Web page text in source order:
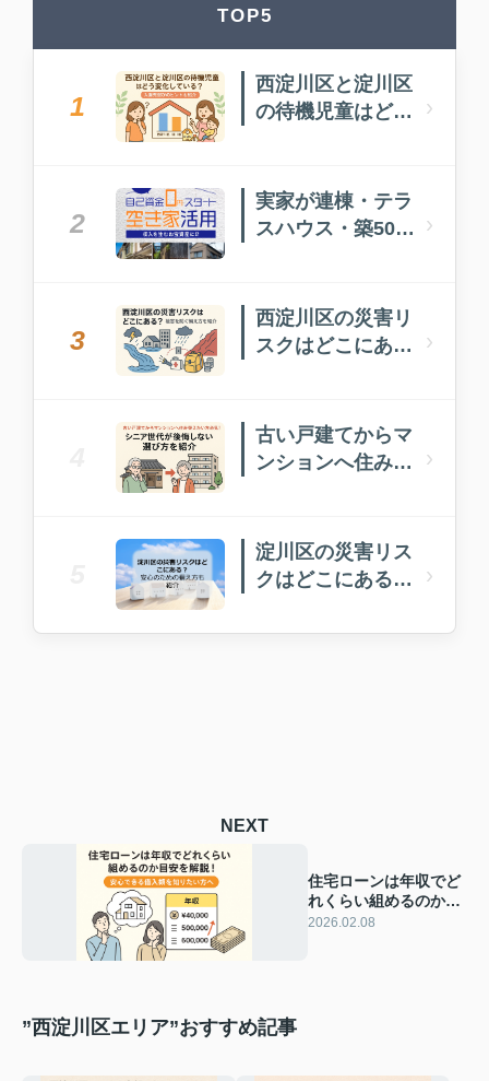
TOP5
1
西淀川区と淀川区
の待機児童はどう
も紹介
›
2
実家が連棟・テラ
スハウス・築50年
›
3
西淀川区の災害リ
スクはどこにあ
›
古い戸建てからマ
ンションへ住み替
›
淀川区の災害リス
クはどこにある？
方も紹介
›
NEXT
住宅ローンは年収でど
れくらい組めるのか目
安を解説！安心できる
2026.02.08
”西淀川区エリア”おすすめ記事